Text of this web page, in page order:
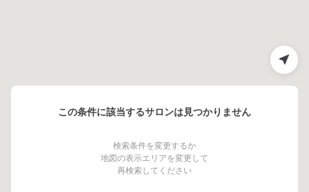
この条件に該当するサロンは見つかりません
検索条件を変更するか
地図の表示エリアを変更して
再検索してください